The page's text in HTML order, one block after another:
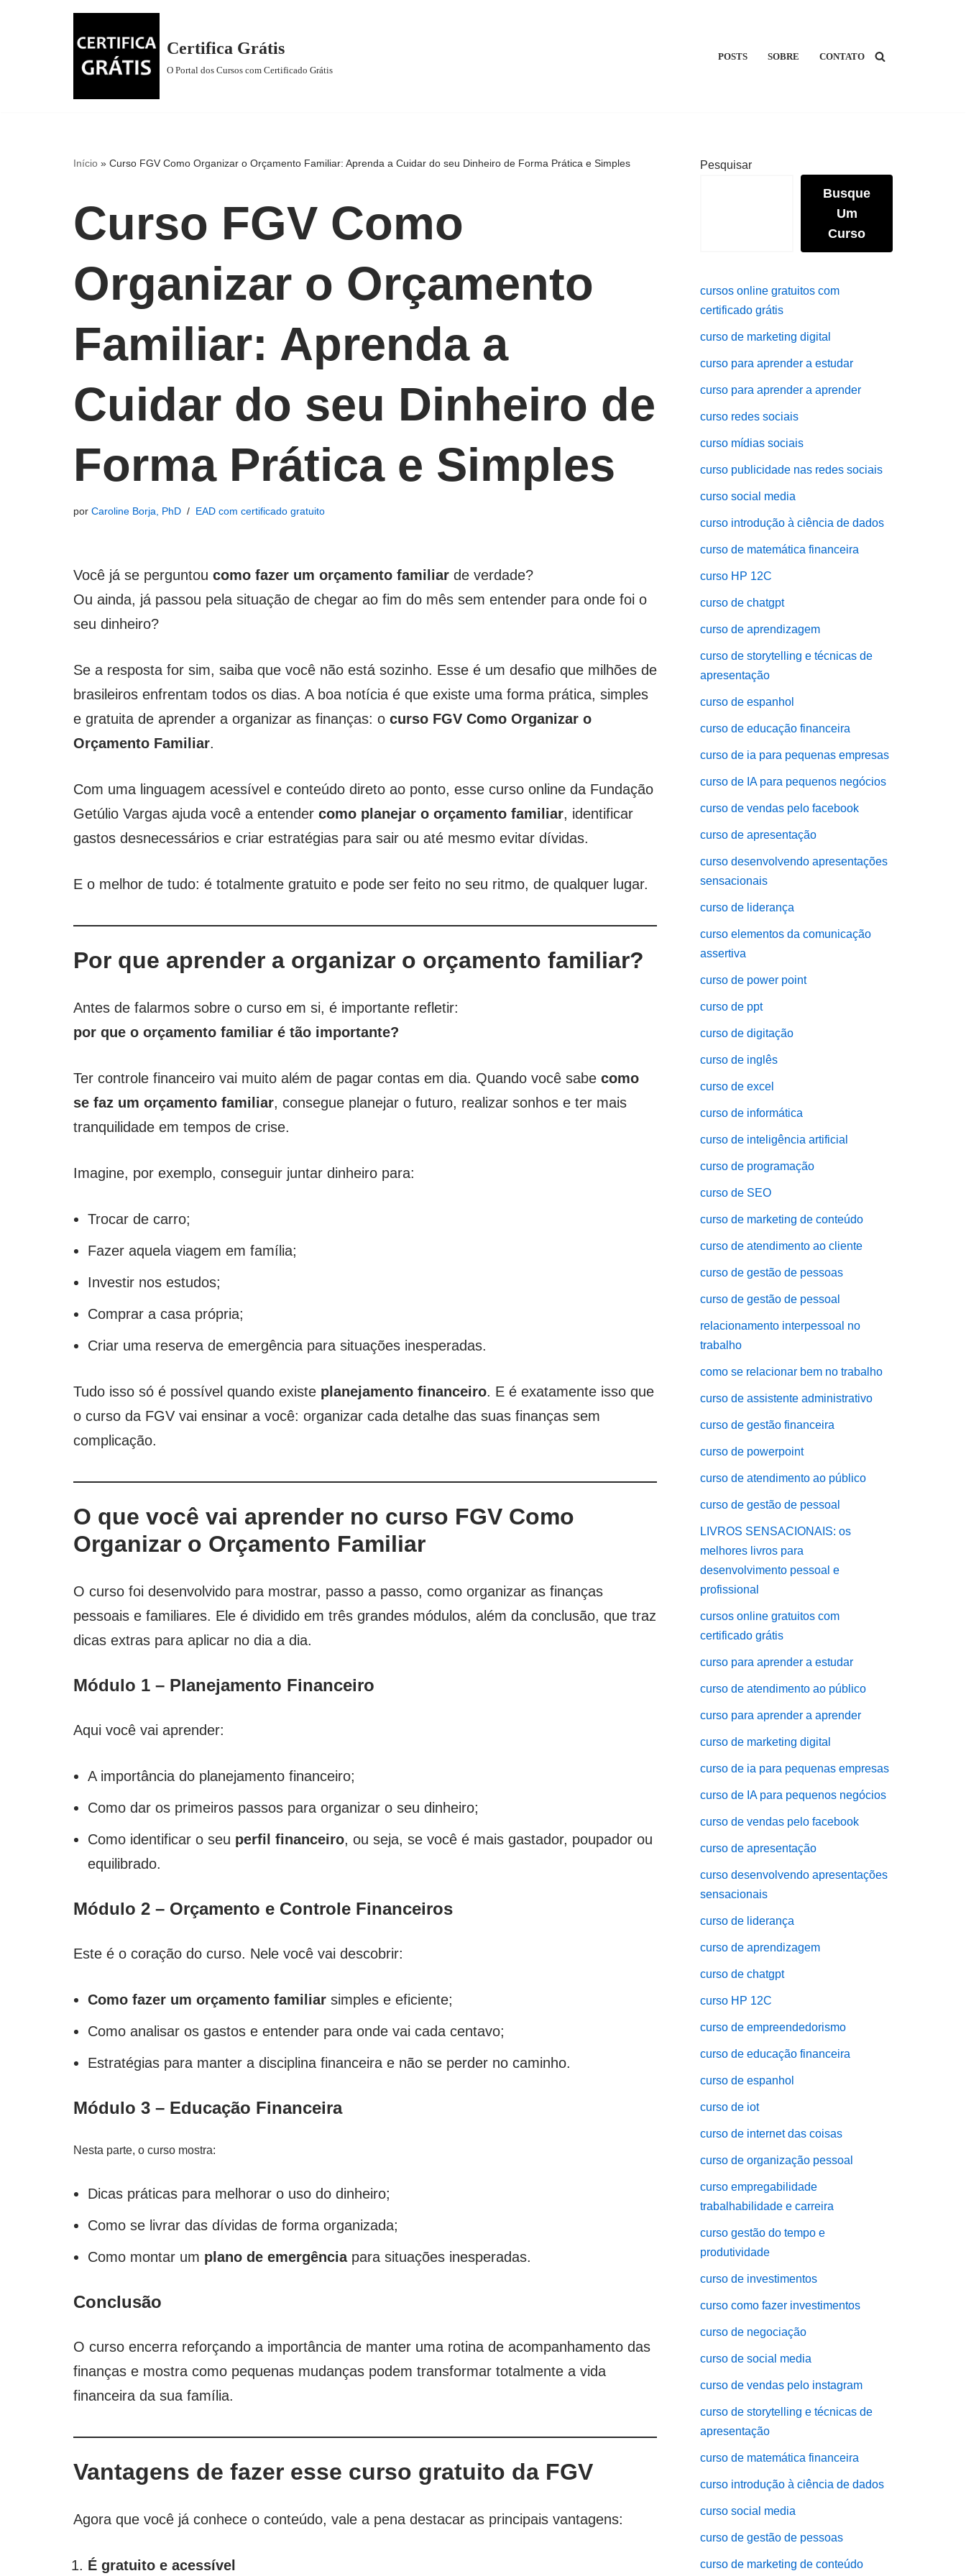
Certifica Grátis
O Portal dos Cursos com Certificado Grátis
POSTS SOBRE CONTATO
Início » Curso FGV Como Organizar o Orçamento Familiar: Aprenda a Cuidar do seu Dinheiro de Forma Prática e Simples
Curso FGV Como
Organizar o Orçamento
Familiar: Aprenda a
Cuidar do seu Dinheiro de
Forma Prática e Simples
por Caroline Borja, PhD EAD com certificado gratuito
Você já se perguntou como fazer um orçamento familiar de verdade?
Ou ainda, já passou pela situação de chegar ao fim do mês sem entender para onde foi o
seu dinheiro?
Se a resposta for sim, saiba que você não está sozinho. Esse é um desafio que milhões de
brasileiros enfrentam todos os dias. A boa notícia é que existe uma forma prática, simples
e gratuita de aprender a organizar as finanças: o curso FGV Como Organizar o
Orçamento Familiar.
Com uma linguagem acessível e conteúdo direto ao ponto, esse curso online da Fundação
Getúlio Vargas ajuda você a entender como planejar o orçamento familiar, identificar
gastos desnecessários e criar estratégias para sair ou até mesmo evitar dívidas.
E o melhor de tudo: é totalmente gratuito e pode ser feito no seu ritmo, de qualquer lugar.
Por que aprender a organizar o orçamento familiar?
Antes de falarmos sobre o curso em si, é importante refletir:
por que o orçamento familiar é tão importante?
Ter controle financeiro vai muito além de pagar contas em dia. Quando você sabe como
se faz um orçamento familiar, consegue planejar o futuro, realizar sonhos e ter mais
tranquilidade em tempos de crise.
Imagine, por exemplo, conseguir juntar dinheiro para:
Trocar de carro;
Fazer aquela viagem em família;
Investir nos estudos;
Comprar a casa própria;
Criar uma reserva de emergência para situações inesperadas.
Tudo isso só é possível quando existe planejamento financeiro. E é exatamente isso que
o curso da FGV vai ensinar a você: organizar cada detalhe das suas finanças sem
complicação.
O que você vai aprender no curso FGV Como
Organizar o Orçamento Familiar
O curso foi desenvolvido para mostrar, passo a passo, como organizar as finanças
pessoais e familiares. Ele é dividido em três grandes módulos, além da conclusão, que traz
dicas extras para aplicar no dia a dia.
Módulo 1 – Planejamento Financeiro
Aqui você vai aprender:
A importância do planejamento financeiro;
Como dar os primeiros passos para organizar o seu dinheiro;
Como identificar o seu perfil financeiro, ou seja, se você é mais gastador, poupador ou
equilibrado.
Módulo 2 – Orçamento e Controle Financeiros
Este é o coração do curso. Nele você vai descobrir:
Como fazer um orçamento familiar simples e eficiente;
Como analisar os gastos e entender para onde vai cada centavo;
Estratégias para manter a disciplina financeira e não se perder no caminho.
Módulo 3 – Educação Financeira
Nesta parte, o curso mostra:
Dicas práticas para melhorar o uso do dinheiro;
Como se livrar das dívidas de forma organizada;
Como montar um plano de emergênciapara situações inesperadas.
Conclusão
O curso encerra reforçando a importância de manter uma rotina de acompanhamento das
finanças e mostra como pequenas mudanças podem transformar totalmente a vida
financeira da sua família.
Vantagens de fazer esse curso gratuito da FGV
Agora que você já conhece o conteúdo, vale a pena destacar as principais vantagens:
É gratuito e acessível
Pesquisar
Busque
Um
Curso
cursos online gratuitos com
certificado grátis
curso de marketing digital
curso para aprender a estudar
curso para aprender a aprender
curso redes sociais
curso mídias sociais
curso publicidade nas redes sociais
curso social media
curso introdução à ciência de dados
curso de matemática financeira
curso HP 12C
curso de chatgpt
curso de aprendizagem
curso de storytelling e técnicas de
apresentação
curso de espanhol
curso de educação financeira
curso de ia para pequenas empresas
curso de IA para pequenos negócios
curso de vendas pelo facebook
curso de apresentação
curso desenvolvendo apresentações
sensacionais
curso de liderança
curso elementos da comunicação
assertiva
curso de power point
curso de ppt
curso de digitação
curso de inglês
curso de excel
curso de informática
curso de inteligência artificial
curso de programação
curso de SEO
curso de marketing de conteúdo
curso de atendimento ao cliente
curso de gestão de pessoas
curso de gestão de pessoal
relacionamento interpessoal no
trabalho
como se relacionar bem no trabalho
curso de assistente administrativo
curso de gestão financeira
curso de powerpoint
curso de atendimento ao público
curso de gestão de pessoal
LIVROS SENSACIONAIS: os
melhores livros para
desenvolvimento pessoal e
profissional
cursos online gratuitos com
certificado grátis
curso para aprender a estudar
curso de atendimento ao público
curso para aprender a aprender
curso de marketing digital
curso de ia para pequenas empresas
curso de IA para pequenos negócios
curso de vendas pelo facebook
curso de apresentação
curso desenvolvendo apresentações
sensacionais
curso de liderança
curso de aprendizagem
curso de chatgpt
curso HP 12C
curso de empreendedorismo
curso de educação financeira
curso de espanhol
curso de iot
curso de internet das coisas
curso de organização pessoal
curso empregabilidade
trabalhabilidade e carreira
curso gestão do tempo e
produtividade
curso de investimentos
curso como fazer investimentos
curso de negociação
curso de social media
curso de vendas pelo instagram
curso de storytelling e técnicas de
apresentação
curso de matemática financeira
curso introdução à ciência de dados
curso social media
curso de gestão de pessoas
curso de marketing de conteúdo